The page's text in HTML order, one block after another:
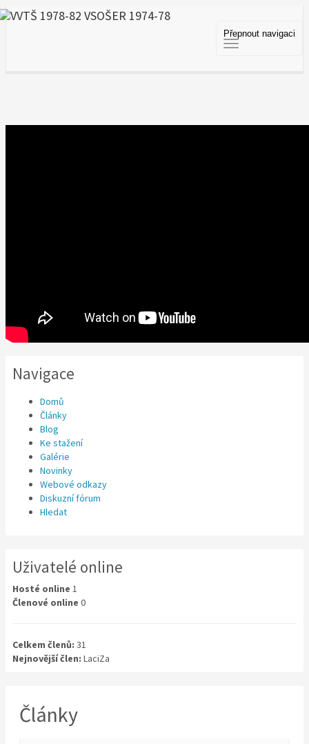
Přepnout navigaci
Navigace
Domů
Články
Blog
Ke stažení
Galérie
Novinky
Webové odkazy
Diskuzní fórum
Hledat
Uživatelé online
Hosté online 1
Členové online 0
Celkem členů: 31
Nejnovější člen: LaciZa
Články